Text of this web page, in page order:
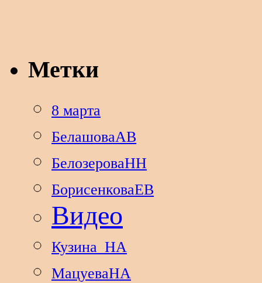
Метки
8 марта
БелашоваАВ
БелозероваНН
БорисенковаЕВ
Видео
Кузина_НА
МацуеваНА